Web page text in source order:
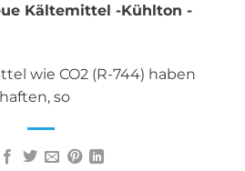
Kältemittel -Kühlton -
wie CO2 (R-744) haben
so